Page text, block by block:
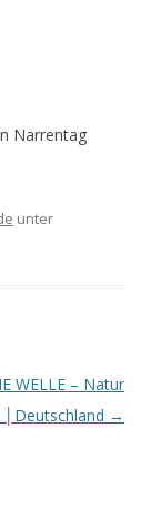
Narrentag
unter
WELLE – Natur
→